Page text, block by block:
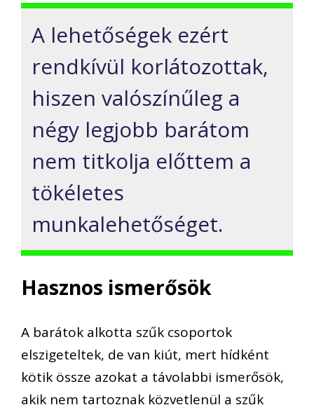
A lehetőségek ezért
rendkívül korlátozottak,
hiszen valószínűleg a
négy legjobb barátom
nem titkolja előttem a
tökéletes
munkalehetőséget.
Hasznos ismerősök
A barátok alkotta szűk csoportok
elszigeteltek, de van kiút, mert hídként
kötik össze azokat a távolabbi ismerősök,
akik nem tartoznak közvetlenül a szűk